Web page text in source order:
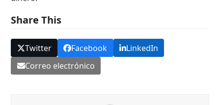
Share This
Twitter Facebook
LinkedIn
Correo electrónico